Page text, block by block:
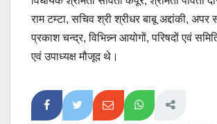
राम टम्टा, सचिव श्री श्रीधर बाबू अद्दांकी, अपर
प्रकाश चन्द्र, विभिन्न्न आयोगों, परिषदों एवं
एवं उपाध्यक्ष मौजूद थे।